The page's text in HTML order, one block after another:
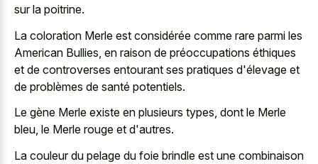
sur la poitrine.
La coloration Merle est considérée comme rare parmi les
American Bullies, en raison de préoccupations éthiques
et de controverses entourant ses pratiques d'élevage et
de problèmes de santé potentiels.
Le gène Merle existe en plusieurs types, dont le Merle
bleu, le Merle rouge et d'autres.
La couleur du pelage du foie brindle est une combinaison